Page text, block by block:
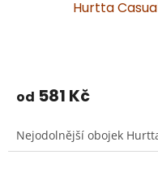
Hurtta
od 581 Kč
Nejodolnější obojek